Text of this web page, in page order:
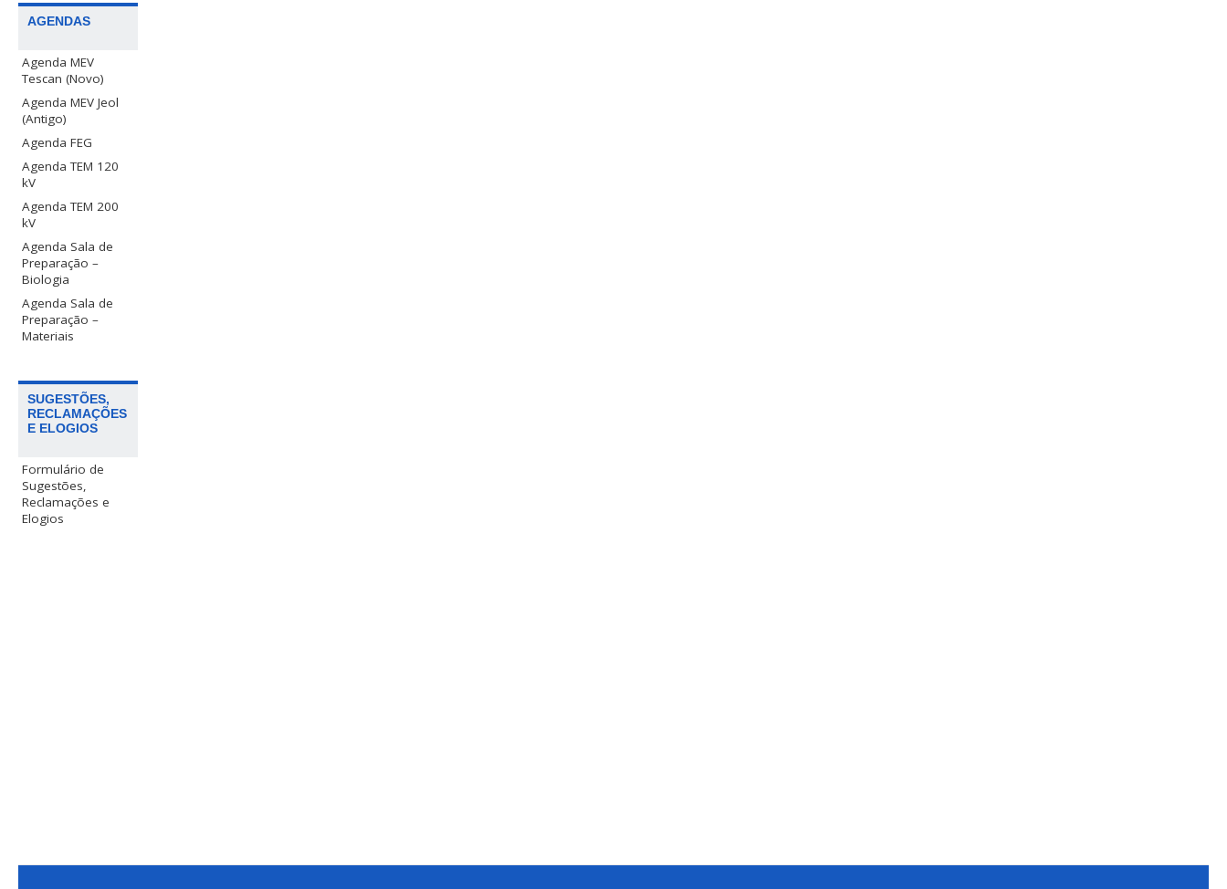
AGENDAS
Agenda MEV
Tescan (Novo)
Agenda MEV Jeol
(Antigo)
Agenda FEG
Agenda TEM 120
kV
Agenda TEM 200
kV
Agenda Sala de
Preparação –
Biologia
Agenda Sala de
Preparação –
Materiais
SUGESTÕES,
RECLAMAÇÕES
E ELOGIOS
Formulário de
Sugestões,
Reclamações e
Elogios